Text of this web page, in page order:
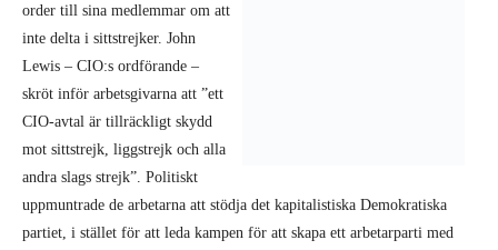
order till sina medlemmar om att
inte delta i sittstrejker. John
Lewis – CIO:s ordförande –
skröt inför arbetsgivarna att ”ett
CIO-avtal är tillräckligt skydd
mot sittstrejk, liggstrejk och alla
andra slags strejk”. Politiskt
uppmuntrade de arbetarna att stödja det kapitalistiska Demokratiska
partiet, i stället för att leda kampen för att skapa ett arbetarparti med